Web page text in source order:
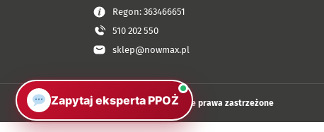
Regon: 363466651
510 202 550
sklep@nowmax.pl
© 2026 |NowMAX Wszystkie prawa zastrzeżone
Zapytaj eksperta PPOŻ